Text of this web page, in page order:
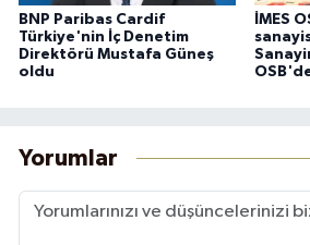
BNP Paribas Cardif
Türkiye'nin İç Denetim
Direktörü Mustafa Güneş
oldu
İMES
Yorumlar